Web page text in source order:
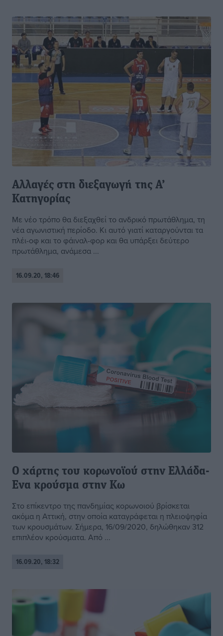
Αλλαγές στη διεξαγωγή της Α’
Κατηγορίας
Με νέο τρόπο θα διεξαχθεί το ανδρικό πρωτάθλημα, τη
νέα αγωνιστική περίοδο. Κι αυτό γιατί καταργούνται τα
πλέι-οφ και το φάιναλ-φορ και θα υπάρξει δεύτερο
πρωτάθλημα, ανάμεσα ...
16.09.20, 18:46
Ο χάρτης του κορωνοϊού στην Ελλάδα-
Ενα κρούσμα στην Κω
Στο επίκεντρο της πανδημίας κορωνοιού βρίσκεται
ακόμα η Αττική, στην οποία καταγράφεται η πλειοψηφία
των κρουσμάτων. Σήμερα, 16/09/2020, δηλώθηκαν 312
επιπλέον κρούσματα. Από ...
16.09.20, 18:32